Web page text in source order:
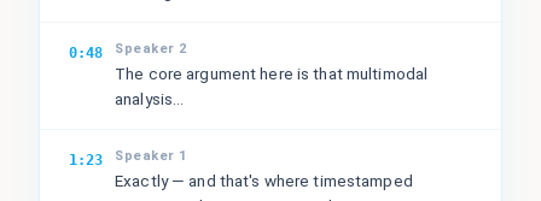
0:48 Speaker 2
The core argument here is that multimodal
analysis...
1:23 Speaker 1
Exactly — and that's where timestamped